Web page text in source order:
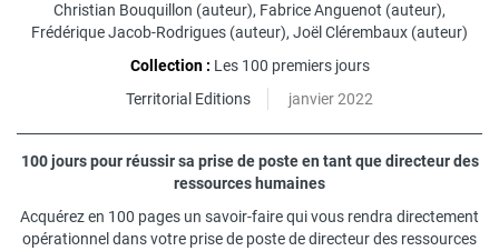
Christian Bouquillon (auteur), Fabrice Anguenot (auteur),
Frédérique Jacob-Rodrigues (auteur), Joël Clérembaux (auteur)
Collection : Les 100 premiers jours
Territorial Editions
janvier 2022
100 jours pour réussir sa prise de poste en tant que directeur des
ressources humaines
Acquérez en 100 pages un savoir-faire qui vous rendra directement
opérationnel dans votre prise de poste de directeur des ressources